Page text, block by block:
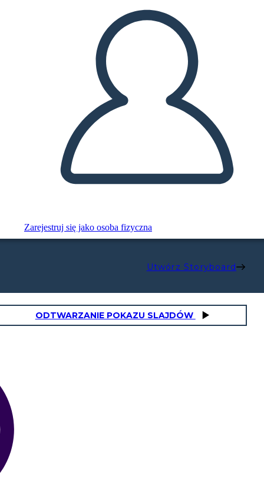
Zarejestruj się jako osoba fizyczna
Utwórz Storyboard
ODTWARZANIE POKAZU SLAJDÓW